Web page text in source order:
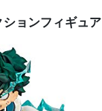
ョンフィギュア